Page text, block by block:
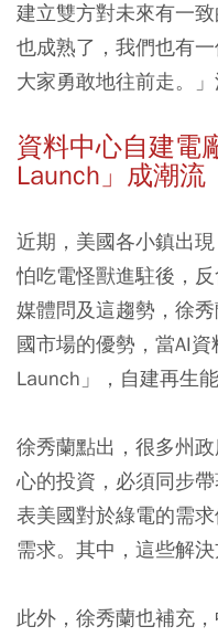
建立雙方對未來有一
也成熟了，我們也有
大家勇敢地往前走。」
資料中心自建電
Launch」成潮流
近期，美國各小鎮出
怕吃電怪獸進駐後，
媒體問及這趨勢，徐
國市場的優勢，當AI
Launch」，自建再生
徐秀蘭點出，很多州
心的投資，必須同步
表美國對於綠電的需
需求。其中，這些解決
此外，徐秀蘭也補充